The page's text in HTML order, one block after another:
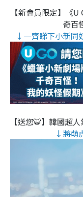
【新會員限定】《
奇百
↓一齊睇下小新同
【送您🐯】韓國超
↓將萌